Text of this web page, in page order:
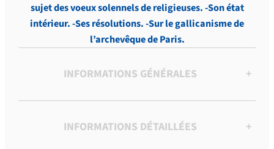
sujet des voeux solennels de religieuses. -Son état
intérieur. -Ses résolutions. -Sur le gallicanisme de
l’archevêque de Paris.
INFORMATIONS GÉNÉRALES +
INFORMATIONS DÉTAILLÉES +